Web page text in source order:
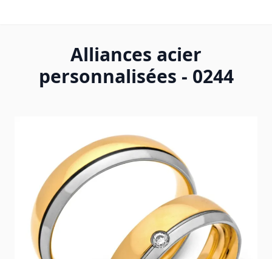
Alliances acier
personnalisées - 0244